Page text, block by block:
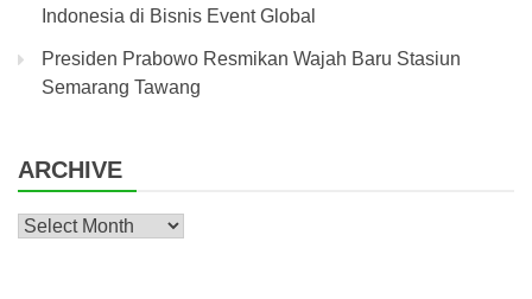
Indonesia di Bisnis Event Global
Presiden Prabowo Resmikan Wajah Baru Stasiun
Semarang Tawang
ARCHIVE
Archive